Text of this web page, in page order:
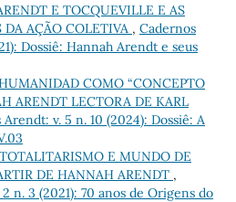
E TOCQUEVILLE E AS
AÇÃO COLETIVA , Cadernos
Dossiê: Hannah Arendt e seus
COMO “CONCEPTO
ARENDT LECTORA DE KARL
v. 5 n. 10 (2024): Dossiê: A
TOTALITARISMO E MUNDO DE
DE HANNAH ARENDT ,
n. 3 (2021): 70 anos de Origens do